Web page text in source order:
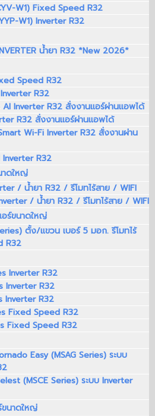
W1) Fixed Speed R32
W1) Inverter R32
น้ำยา R32 *New 2026*
Speed R32
R32
AI Inverter R32 สั่งงานแอร์ผ่านแอพได้
R32 สั่งงานแอร์ผ่านแอพได้
Wi-Fi Inverter R32 สั่งงานผ่าน
Inverter R32
าดใหญ่
/ น้ำยา R32 / รีโมทไร้สาย / WIFI
/ น้ำยา R32 / รีโมทไร้สาย / WIFI
อร์ขนาดใหญ่
ตั้ง/แขวน เบอร์ 5 มอก. รีโมทไร้
R32
Inverter R32
Inverter R32
Inverter R32
Fixed Speed R32
Fixed Speed R32
Easy (MSAG Series) ระบบ
(MSCE Series) ระบบ Inverter
ขนาดใหญ่